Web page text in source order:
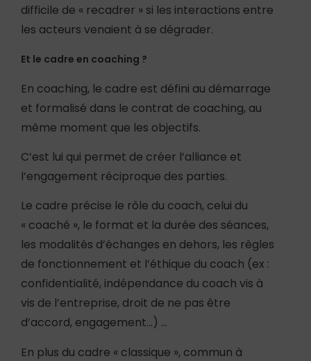
difficile de « recadrer » si les interactions entre
les acteurs venaient à se dégrader.
Et le cadre en coaching ?
En coaching, le cadre est défini au démarrage
et formalisé dans le contrat de coaching, au
même moment que les objectifs.
C’est lui qui permet de créer l’alliance et
l’engagement réciproque des parties.
Le cadre précise le rôle du coach, celui du
« coaché », le format et la durée des séances,
les modalités d’échanges en dehors, les règles
de fonctionnement et l’éthique du coach (ex :
confidentialité, indépendance du coach vis à
vis de l’entreprise, droit de ne pas être
d’accord, engagement…) …
En plus du cadre « classique », commun à